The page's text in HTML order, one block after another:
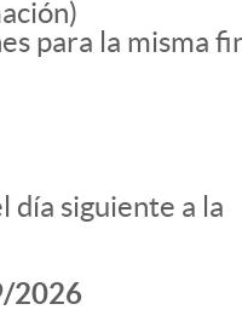
para la misma
día siguiente a la
2026